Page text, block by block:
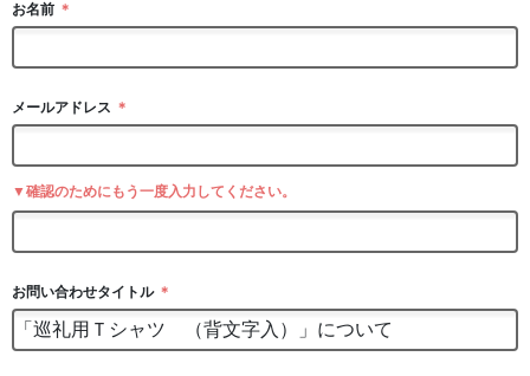
お名前 ＊
メールアドレス ＊
▼確認のためにもう一度入力してください。
お問い合わせタイトル ＊